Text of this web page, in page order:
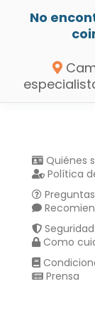
No
Quiénes
Política
Como
Prensa